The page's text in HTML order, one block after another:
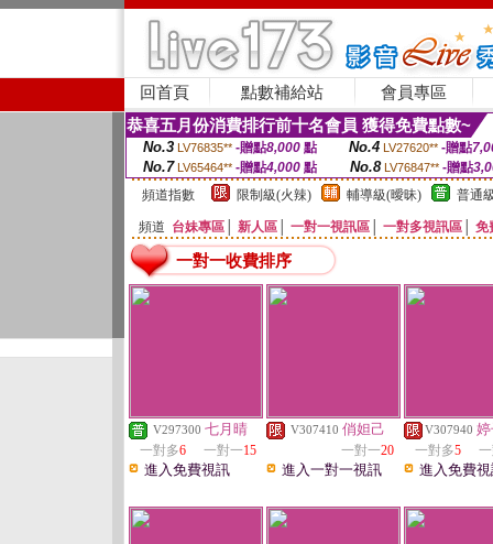
回首頁 點數補給站 會員專區
恭喜五月份消費排行前十名會員 獲得免費點數~
No.3 LV76835** -贈點8,000點 No.4 LV27620** -贈點
No.7 LV65464** -贈點4,000 點 No.8 LV76847** -贈點
頻道指數
限制級(火辣) 輔導級(曖昧) 普通
頻道 台妹專區 新人區 一對一視訊區 一對多視訊區 免
一對一收費排序
V297300 七月晴
一對多6 一對一15
進入免費視訊
V307410 俏妲己
一對一20
進入一對一視訊
V307940
一對多5
進入免費